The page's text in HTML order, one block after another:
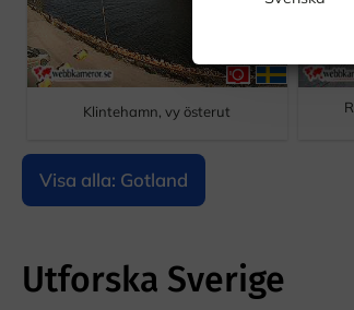
Klintehamn, vy österut
Visa alla: Gotland
Utforska Sverige